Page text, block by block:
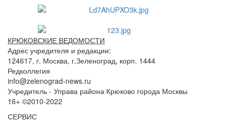
КРЮКОВСКИЕ ВЕДОМОСТИ
Адрес учредителя и редакции:
124617, г. Москва, г.Зеленоград, корп. 1444
Редколлегия
info@zelenograd-news.ru
Учредитель - Управа района Крюково города Москвы
16+ ©2010-2022
СЕРВИС